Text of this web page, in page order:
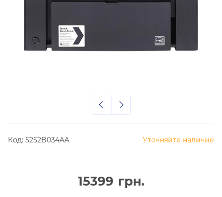
Код: 5252B034AA Уточняйте наличие
15399 грн.